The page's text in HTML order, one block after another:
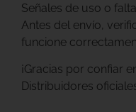
Señales de uso o
Antes del envío,
funcione
¡Gracias por confiar
Distribuidores